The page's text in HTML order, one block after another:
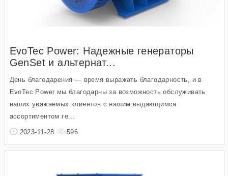
EvoTec Power: Надежные генераторы
GenSet и альтернат...
День благодарения — время выражать благодарность, и в
EvoTec Power мы благодарны за возможность обслуживать
наших уважаемых клиентов с нашим выдающимся
ассортиментом ге...
2023-11-28 596